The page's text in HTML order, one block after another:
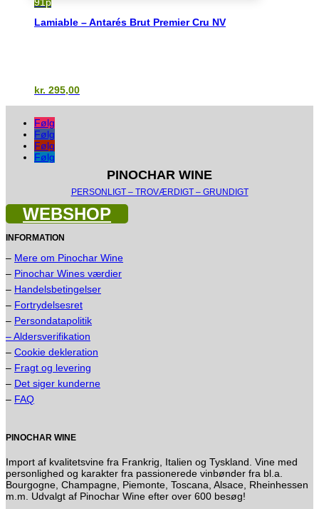
Lamiable – Antarés Brut Premier Cru NV
kr. 295,00
Følg
Følg
Følg
Følg
PINOCHAR WINE
PERSONLIGT – TROVÆRDIGT – GRUNDIGT
WEBSHOP
INFORMATION
– Mere om Pinochar Wine
– Pinochar Wines værdier
– Handelsbetingelser
– Fortrydelsesret
– Persondatapolitik
– Aldersverifikation
– Cookie dekleration
– Fragt og levering
– Det siger kunderne
– FAQ
PINOCHAR WINE
Import af kvalitetsvine fra Frankrig, Italien og Tyskland. Vine med
personlighed og karakter fra passionerede vinbønder fra bl.a.
Bourgogne, Champagne, Piemonte, Toscana, Alsace, Rheinhessen
m.m. Udvalgt af Pinochar Wine efter over 600 besøg!